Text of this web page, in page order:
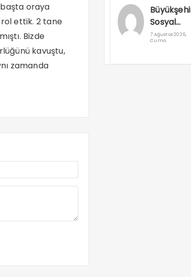
oraya
ettik. 2 tane
Bizde
kavuştu,
zamanda
Sosyal
Destek
7 Ağustos 2026,
Cuma